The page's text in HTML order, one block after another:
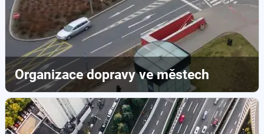
Organizace dopravy ve městech